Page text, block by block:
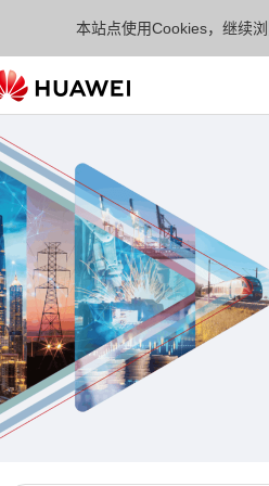
本站点使用Cookies，继续